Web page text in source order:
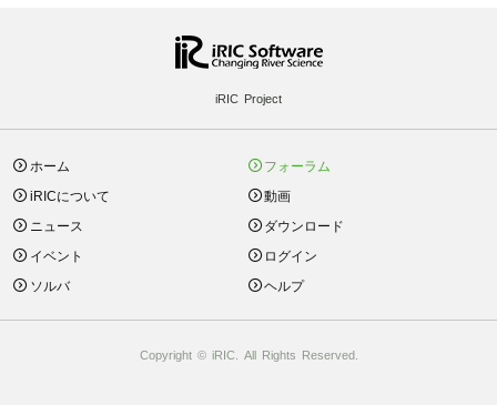
iRIC Project
ホーム
iRICについて
ニュース
イベント
ソルバ
フォーラム
動画
ダウンロード
ログイン
ヘルプ
Copyright © iRIC. All Rights Reserved.